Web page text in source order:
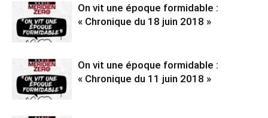
On vit une époque formidable :
« Chronique du 18 juin 2018 »
On vit une époque formidable :
« Chronique du 11 juin 2018 »